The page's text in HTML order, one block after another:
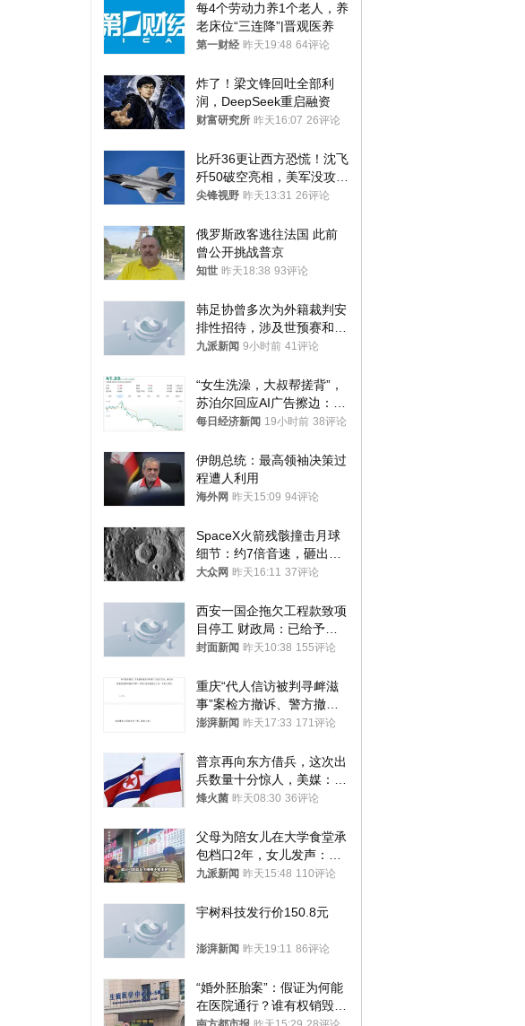
每4个劳动力养1个老人，养
老床位“三连降”|晋观医养
第一财经 昨天19:48 64评论
炸了！梁文锋回吐全部利
润，DeepSeek重启融资
财富研究所 昨天16:07 26评论
比歼36更让西方恐慌！沈飞
歼50破空亮相，美军没攻克
的技术被拿下
尖锋视野 昨天13:31 26评论
俄罗斯政客逃往法国 此前
曾公开挑战普京
知世 昨天18:38 93评论
韩足协曾多次为外籍裁判安
排性招待，涉及世预赛和奥
预赛，韩足协回应
九派新闻 9小时前 41评论
“女生洗澡，大叔帮搓背”，
苏泊尔回应AI广告擦边：视
频全下架，已强化内容管理
每日经济新闻 19小时前 38评论
伊朗总统：最高领袖决策过
程遭人利用
海外网 昨天15:09 94评论
SpaceX火箭残骸撞击月球
细节：约7倍音速，砸出直
径约30米撞击坑
大众网 昨天16:11 37评论
西安一国企拖欠工程款致项
目停工 财政局：已给予处
分，正督促整改
封面新闻 昨天10:38 155评论
重庆“代人信访被判寻衅滋
事”案检方撤诉、警方撤
案，两被告人获国赔
澎湃新闻 昨天17:33 171评论
普京再向东方借兵，这次出
兵数量十分惊人，美媒：俄
朝要动真格？
烽火菌 昨天08:30 36评论
父母为陪女儿在大学食堂承
包档口2年，女儿发声：初
衷是为了陪伴，毕业后将不
九派新闻 昨天15:48 110评论
宇树科技发行价150.8元
澎湃新闻 昨天19:11 86评论
“婚外胚胎案”：假证为何能
在医院通行？谁有权销毁胚